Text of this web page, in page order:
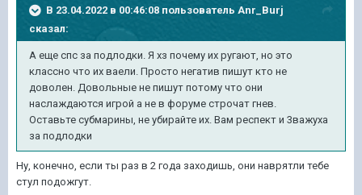
В 23.04.2022 в 00:46:08 пользователь Anr_Burj
сказал:
А еще спс за подлодки. Я хз почему их ругают, но это
классно что их ваели. Просто негатив пишут кто не
доволен. Довольные не пишут потому что они
наслаждаются игрой а не в форуме строчат гнев.
Оставьте субмарины, не убирайте их. Вам респект и 3важуха
за подлодки
Ну, конечно, если ты раз в 2 года заходишь, они наврятли тебе
стул подожгут.